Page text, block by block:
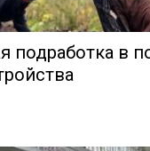
подработка в